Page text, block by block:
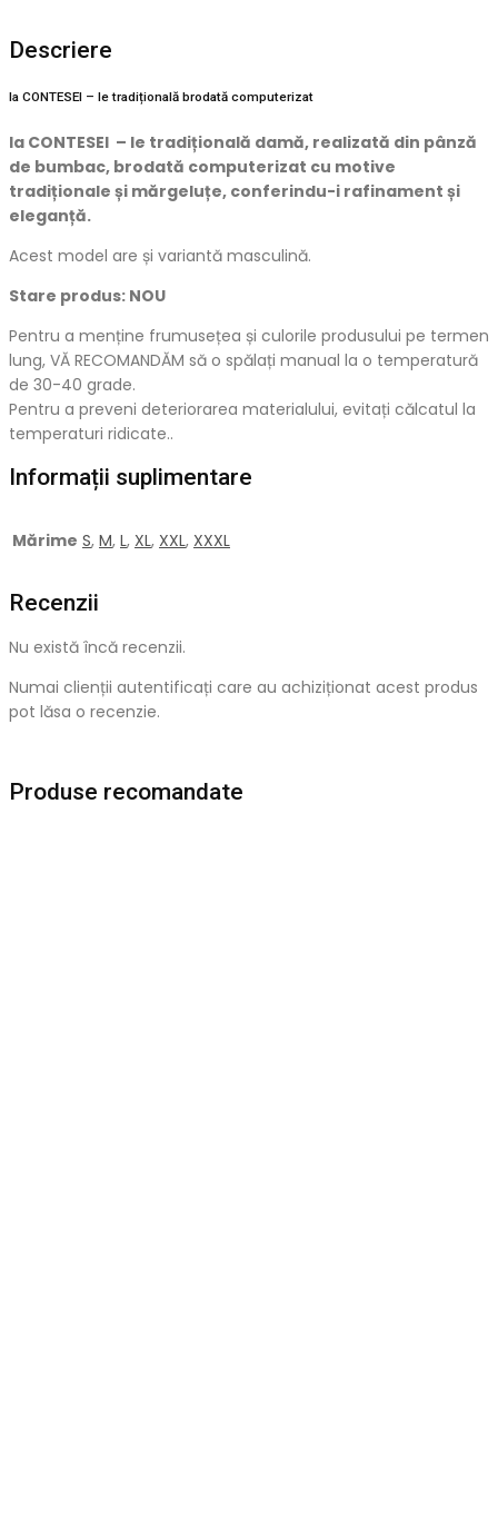
Descriere
Ia CONTESEI – Ie tradițională brodată computerizat
Ia CONTESEI – Ie tradițională damă, realizată din pânză
de bumbac, brodată computerizat cu motive
tradiționale și mărgeluțe, conferindu-i rafinament și
eleganță.
Acest model are și variantă masculină.
Stare produs: NOU
Pentru a menține frumusețea și culorile produsului pe termen
lung, VĂ RECOMANDĂM să o spălați manual la o temperatură
de 30-40 grade.
Pentru a preveni deteriorarea materialului, evitați călcatul la
temperaturi ridicate..
Informații suplimentare
Mărime S, M, L, XL, XXL, XXXL
Recenzii
Nu există încă recenzii.
Numai clienții autentificați care au achiziționat acest produs
pot lăsa o recenzie.
Produse recomandate